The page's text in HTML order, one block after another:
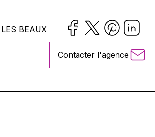
BEAUX
Contacter l'agence